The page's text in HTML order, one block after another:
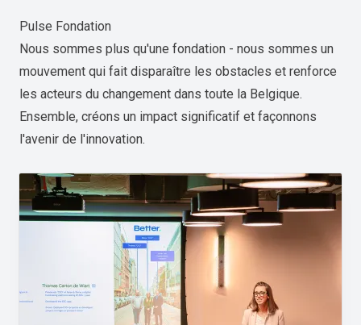
Pulse Fondation
Nous sommes plus qu'une fondation - nous sommes un
mouvement qui fait disparaître les obstacles et renforce
les acteurs du changement dans toute la Belgique.
Ensemble, créons un impact significatif et façonnons
l'avenir de l'innovation.